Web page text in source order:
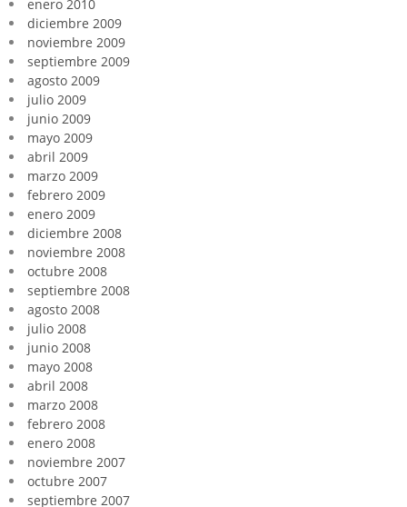
enero 2010
diciembre 2009
noviembre 2009
septiembre 2009
agosto 2009
julio 2009
junio 2009
mayo 2009
abril 2009
marzo 2009
febrero 2009
enero 2009
diciembre 2008
noviembre 2008
octubre 2008
septiembre 2008
agosto 2008
julio 2008
junio 2008
mayo 2008
abril 2008
marzo 2008
febrero 2008
enero 2008
noviembre 2007
octubre 2007
septiembre 2007